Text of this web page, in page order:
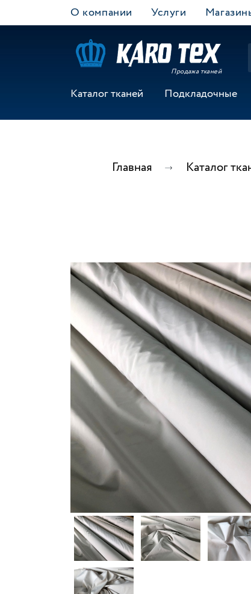
О компании Услуги
Продажа тканей
Каталог тканей Подкладочные
Главная Каталог